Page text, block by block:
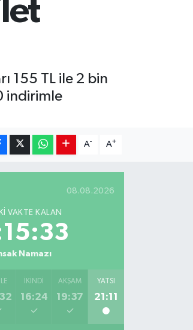
155 TL ile 2 bin
indirimle
A- A+
08.08.2026
VAKTE KALAN
Namazı
İKINDI
16:24
AKŞAM
19:37
YATSI
21:11